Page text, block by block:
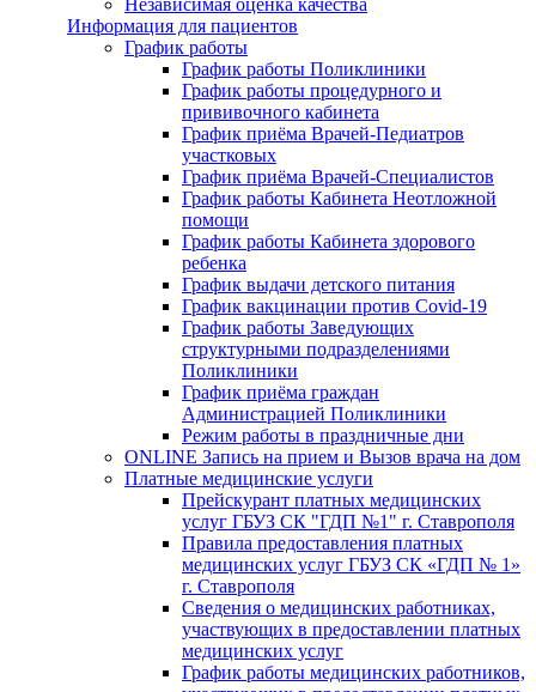
Информация для пациентов
График работы
График работы Поликлиники
График работы процедурного и
прививочного кабинета
График приёма Врачей-Педиатров
участковых
График приёма Врачей-Специалистов
График работы Кабинета Неотложной
помощи
График работы Кабинета здорового
ребенка
График выдачи детского питания
График вакцинации против Covid-19
График работы Заведующих
структурными подразделениями
Поликлиники
График приёма граждан
Администрацией Поликлиники
Режим работы в праздничные дни
ONLINE Запись на прием и Вызов врача на дом
Платные медицинские услуги
Прейскурант платных медицинских
услуг ГБУЗ СК "ГДП №1" г. Ставрополя
Правила предоставления платных
медицинских услуг ГБУЗ СК «ГДП № 1»
г. Ставрополя
Сведения о медицинских работниках,
участвующих в предоставлении платных
медицинских услуг
График работы медицинских работников,